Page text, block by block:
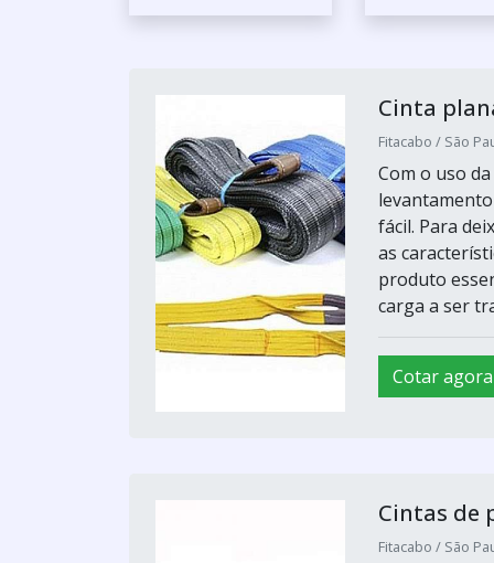
Cinta
Fitacabo / São
Com o uso
fácil. Para
as
produto
carga a ser
Cotar agora
Cintas de
Fitacabo / São